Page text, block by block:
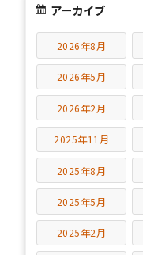
アーカイブ
2026年8月
2026年5月
2026年2月
2025年11月
2025年8月
2025年5月
2025年2月